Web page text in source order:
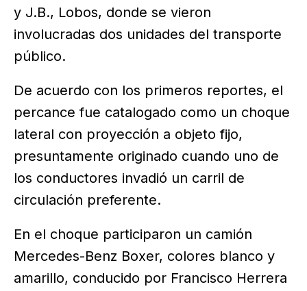
y J.B., Lobos, donde se vieron
involucradas dos unidades del transporte
público.
De acuerdo con los primeros reportes, el
percance fue catalogado como un choque
lateral con proyección a objeto fijo,
presuntamente originado cuando uno de
los conductores invadió un carril de
circulación preferente.
En el choque participaron un camión
Mercedes-Benz Boxer, colores blanco y
amarillo, conducido por Francisco Herrera